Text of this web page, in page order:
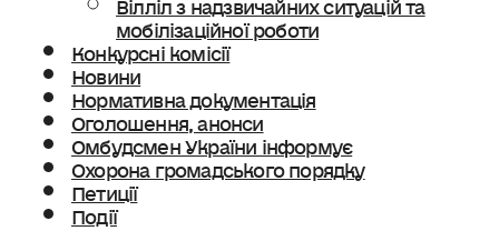
мобілізаційної роботи
Конкурсні комісії
Новини
Нормативна документація
Оголошення, анонси
Омбудсмен України інформує
Охорона громадського порядку
Петиції
Події